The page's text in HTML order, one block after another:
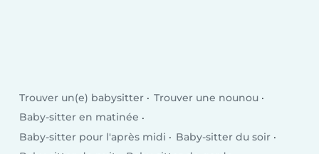
Trouver un(e) babysitter
Trouver une nounou
Baby-sitter en matinée
Baby-sitter pour l'après midi
Baby-sitter du soir